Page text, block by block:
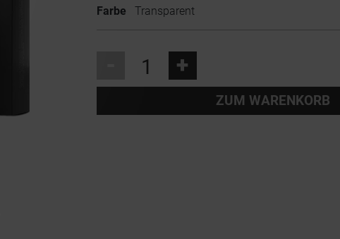
Farbe Transparent
+
ZUM WARENKORB